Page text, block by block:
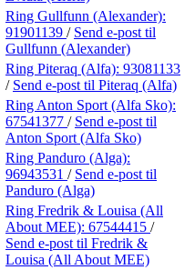
Ring Gullfunn (Alexander):
91901139 / Send e-post til
Gullfunn (Alexander)
Ring Piteraq (Alfa): 93081133
/ Send e-post til Piteraq (Alfa)
Ring Anton Sport (Alfa Sko):
67541377 / Send e-post til
Anton Sport (Alfa Sko)
Ring Panduro (Alga):
96943531 / Send e-post til
Panduro (Alga)
Ring Fredrik & Louisa (All
About MEE): 67544415 /
Send e-post til Fredrik &
Louisa (All About MEE)